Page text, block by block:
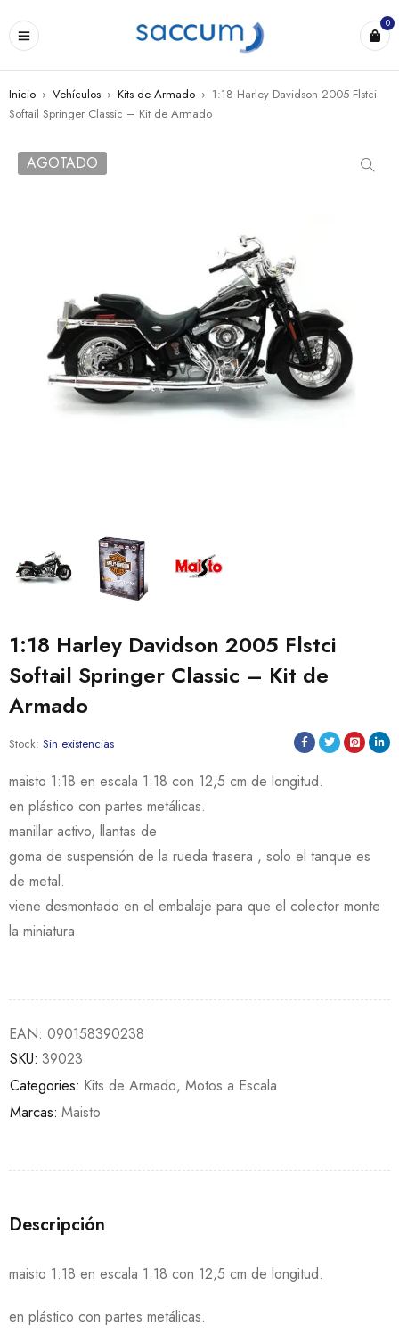
0
Inicio › Vehículos › Kits de Armado › 1:18 Harley Davidson 2005 Flstci
Softail Springer Classic – Kit de Armado
AGOTADO
1:18 Harley Davidson 2005 Flstci
Softail Springer Classic – Kit de
Armado
Stock: Sin existencias
maisto 1:18 en escala 1:18 con 12,5 cm de longitud.
en plástico con partes metálicas.
manillar activo, llantas de
goma de suspensión de la rueda trasera , solo el tanque es
de metal.
viene desmontado en el embalaje para que el colector monte
la miniatura.
EAN: 090158390238
SKU: 39023
Categories: Kits de Armado, Motos a Escala
Marcas: Maisto
Descripción
maisto 1:18 en escala 1:18 con 12,5 cm de longitud.
en plástico con partes metálicas.